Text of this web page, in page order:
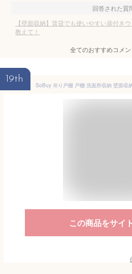
回答された質
【壁面収納】賃貸でも使いやすい扉付き
教えて！
全てのおすすめコメン
19th
この商品をサイ